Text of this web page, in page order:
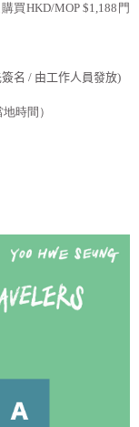
買HKD/MOP $1,188 門
名 / 由工作人員發放)
時間）